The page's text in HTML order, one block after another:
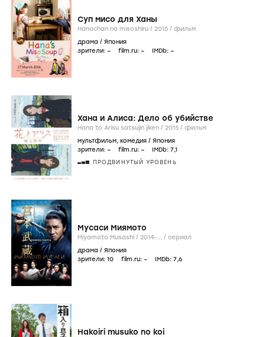
Суп мисо для Ханы
Hanachan no misoshiru / 2015 / фильм
драма / Япония
зрители: – film.ru: – IMDb: –
Хана и Алиса: Дело об убийстве
Hana to Arisu satsujin jiken / 2015 / фильм
мультфильм, комедия / Япония
зрители: – film.ru: – IMDb: 7,1
ПРОДВИНУТЫЙ УРОВЕНЬ
Мусаси Миямото
Miyamoto Musashi / 2014-... / сериал
драма / Япония
зрители: 10 film.ru: – IMDb: 7,6
Hakoiri musuko no koi